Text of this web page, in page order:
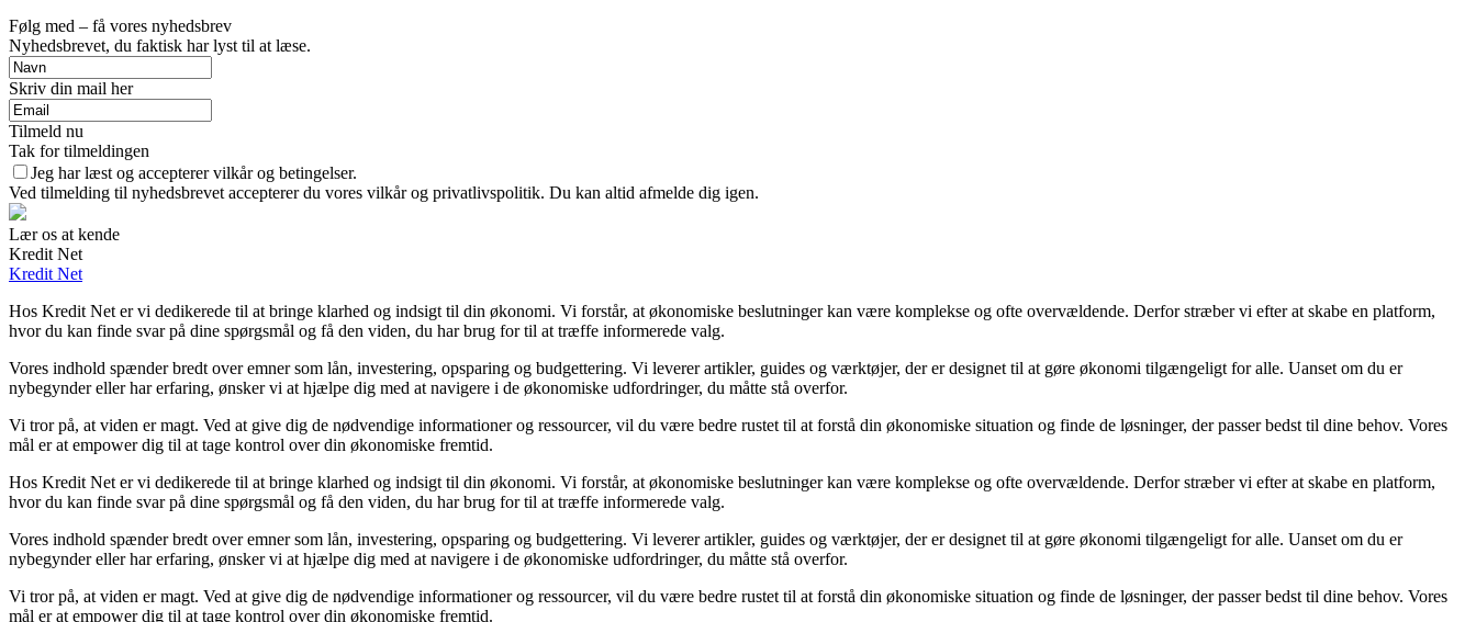
Følg med – få vores nyhedsbrev
Nyhedsbrevet, du faktisk har lyst til at læse.
Skriv din mail her
Tilmeld nu
Tak for tilmeldingen
Jeg har læst og accepterer vilkår og betingelser.
Ved tilmelding til nyhedsbrevet accepterer du vores vilkår og privatlivspolitik. Du kan altid afmelde dig igen.
Lær os at kende
Kredit Net
Kredit Net
Hos Kredit Net er vi dedikerede til at bringe klarhed og indsigt til din økonomi. Vi forstår, at økonomiske beslutninger kan være komplekse og ofte overvældende. Derfor stræber vi efter at skabe en platform,
hvor du kan finde svar på dine spørgsmål og få den viden, du har brug for til at træffe informerede valg.
Vores indhold spænder bredt over emner som lån, investering, opsparing og budgettering. Vi leverer artikler, guides og værktøjer, der er designet til at gøre økonomi tilgængeligt for alle. Uanset om du er
nybegynder eller har erfaring, ønsker vi at hjælpe dig med at navigere i de økonomiske udfordringer, du måtte stå overfor.
Vi tror på, at viden er magt. Ved at give dig de nødvendige informationer og ressourcer, vil du være bedre rustet til at forstå din økonomiske situation og finde de løsninger, der passer bedst til dine behov. Vores
mål er at empower dig til at tage kontrol over din økonomiske fremtid.
Hos Kredit Net er vi dedikerede til at bringe klarhed og indsigt til din økonomi. Vi forstår, at økonomiske beslutninger kan være komplekse og ofte overvældende. Derfor stræber vi efter at skabe en platform,
hvor du kan finde svar på dine spørgsmål og få den viden, du har brug for til at træffe informerede valg.
Vores indhold spænder bredt over emner som lån, investering, opsparing og budgettering. Vi leverer artikler, guides og værktøjer, der er designet til at gøre økonomi tilgængeligt for alle. Uanset om du er
nybegynder eller har erfaring, ønsker vi at hjælpe dig med at navigere i de økonomiske udfordringer, du måtte stå overfor.
Vi tror på, at viden er magt. Ved at give dig de nødvendige informationer og ressourcer, vil du være bedre rustet til at forstå din økonomiske situation og finde de løsninger, der passer bedst til dine behov. Vores
mål er at empower dig til at tage kontrol over din økonomiske fremtid.